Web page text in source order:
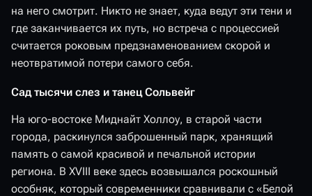
на него смотрит. Никто не знает, куда ведут эти тени и
где заканчивается их путь, но встреча с процессией
считается роковым предзнаменованием скорой и
неотвратимой потери самого себя.
Сад тысячи слез и танец Сольвейг
На юго-востоке Миднайт Холлоу, в старой части
города, раскинулся заброшенный парк, хранящий
память о самой красивой и печальной истории
региона. В XVIII веке здесь возвышался роскошный
особняк, который современники сравнивали с «Белой